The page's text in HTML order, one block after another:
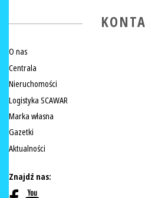
O nas
Centrala
Nieruchomości
Logistyka SCAWAR
Marka własna
Gazetki
Aktualności
Znajdź nas: